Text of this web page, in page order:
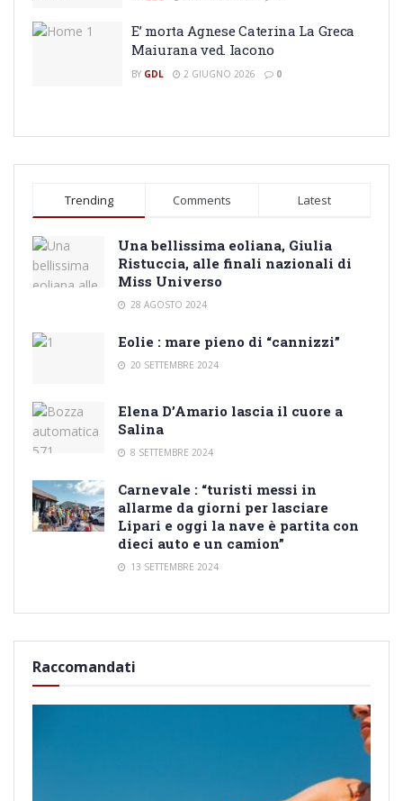
E’ morta Agnese Caterina La Greca
Maiurana ved. Iacono
BY GDL 2 GIUGNO 2026 0
Trending Comments Latest
Una bellissima eoliana, Giulia
Ristuccia, alle finali nazionali di
Miss Universo
28 AGOSTO 2024
Eolie : mare pieno di “cannizzi”
20 SETTEMBRE 2024
Elena D’Amario lascia il cuore a
Salina
8 SETTEMBRE 2024
Carnevale : “turisti messi in
allarme da giorni per lasciare
Lipari e oggi la nave è partita con
dieci auto e un camion”
13 SETTEMBRE 2024
Raccomandati